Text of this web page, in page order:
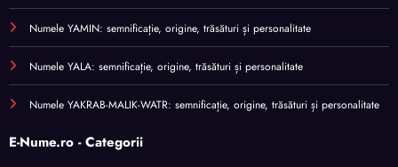
Numele YAMIN: semnificație, origine, trăsături și personalitate
Numele YALA: semnificație, origine, trăsături și personalitate
Numele YAKRAB-MALIK-WATR: semnificație, origine, trăsături și personalitate
E-Nume.ro - Categorii